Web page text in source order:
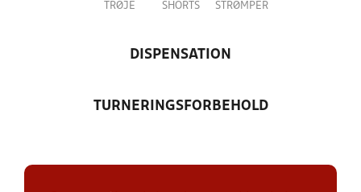
TRØJE SHORTS STRØMPER
DISPENSATION
TURNERINGSFORBEHOLD